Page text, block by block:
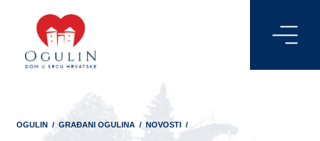
OGULIN / GRAĐANI OGULINA / NOVOSTI /